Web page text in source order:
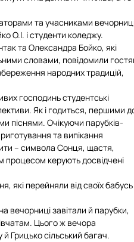
науково-технічних заходів
правові акти НУБіП України
ресурси НАЗК
роз’яснення НАЗК
заходи
та учасниками
О.І. і студенти коледжу.
та Олександра Бойко, які
словами, повідомили
народних традицій,
господинь студентські
Як і годиться, першими
піснями. Очікуючи парубків-
та випікання
– символа Сонця, щастя,
процесом керують досвідчені
які перейняли від своїх бабусь
вечорниці завітали й парубки,
Цього ж вечора
Грицько сільський багач.